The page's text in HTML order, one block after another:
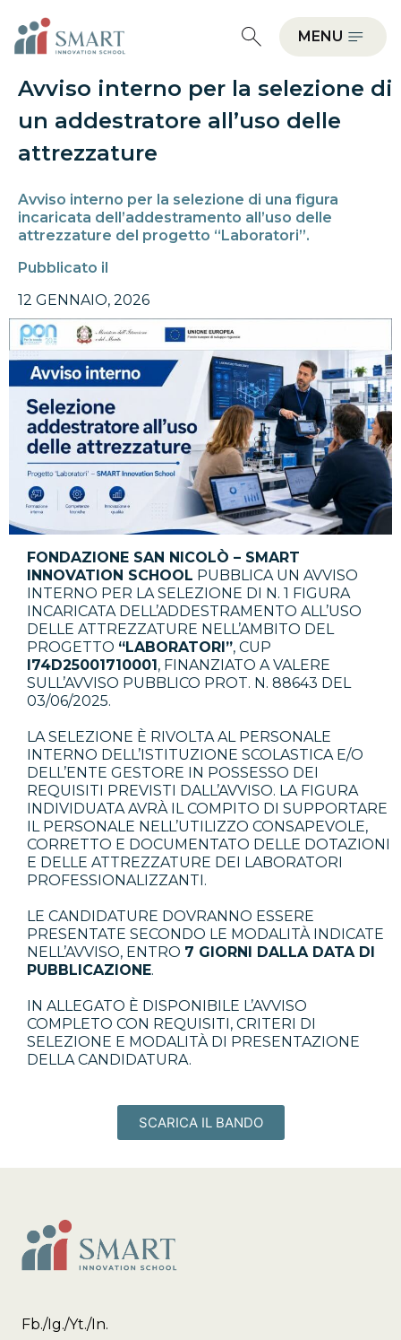
MENU
Avviso interno per la selezione di
un addestratore all’uso delle
attrezzature
Avviso interno per la selezione di una figura
incaricata dell’addestramento all’uso delle
attrezzature del progetto “Laboratori”.
Pubblicato il
12 GENNAIO, 2026
FONDAZIONE SAN NICOLÒ – SMART
INNOVATION SCHOOL PUBBLICA UN AVVISO
INTERNO PER LA SELEZIONE DI N. 1 FIGURA
INCARICATA DELL’ADDESTRAMENTO ALL’USO
DELLE ATTREZZATURE NELL’AMBITO DEL
PROGETTO “LABORATORI”, CUP
I74D25001710001, FINANZIATO A VALERE
SULL’AVVISO PUBBLICO PROT. N. 88643 DEL
03/06/2025.
LA SELEZIONE È RIVOLTA AL PERSONALE
INTERNO DELL’ISTITUZIONE SCOLASTICA E/O
DELL’ENTE GESTORE IN POSSESSO DEI
REQUISITI PREVISTI DALL’AVVISO. LA FIGURA
INDIVIDUATA AVRÀ IL COMPITO DI SUPPORTARE
IL PERSONALE NELL’UTILIZZO CONSAPEVOLE,
CORRETTO E DOCUMENTATO DELLE DOTAZIONI
E DELLE ATTREZZATURE DEI LABORATORI
PROFESSIONALIZZANTI.
LE CANDIDATURE DOVRANNO ESSERE
PRESENTATE SECONDO LE MODALITÀ INDICATE
NELL’AVVISO, ENTRO 7 GIORNI DALLA DATA DI
PUBBLICAZIONE.
IN ALLEGATO È DISPONIBILE L’AVVISO
COMPLETO CON REQUISITI, CRITERI DI
SELEZIONE E MODALITÀ DI PRESENTAZIONE
DELLA CANDIDATURA.
SCARICA IL BANDO
Fb./Ig./Yt./In.